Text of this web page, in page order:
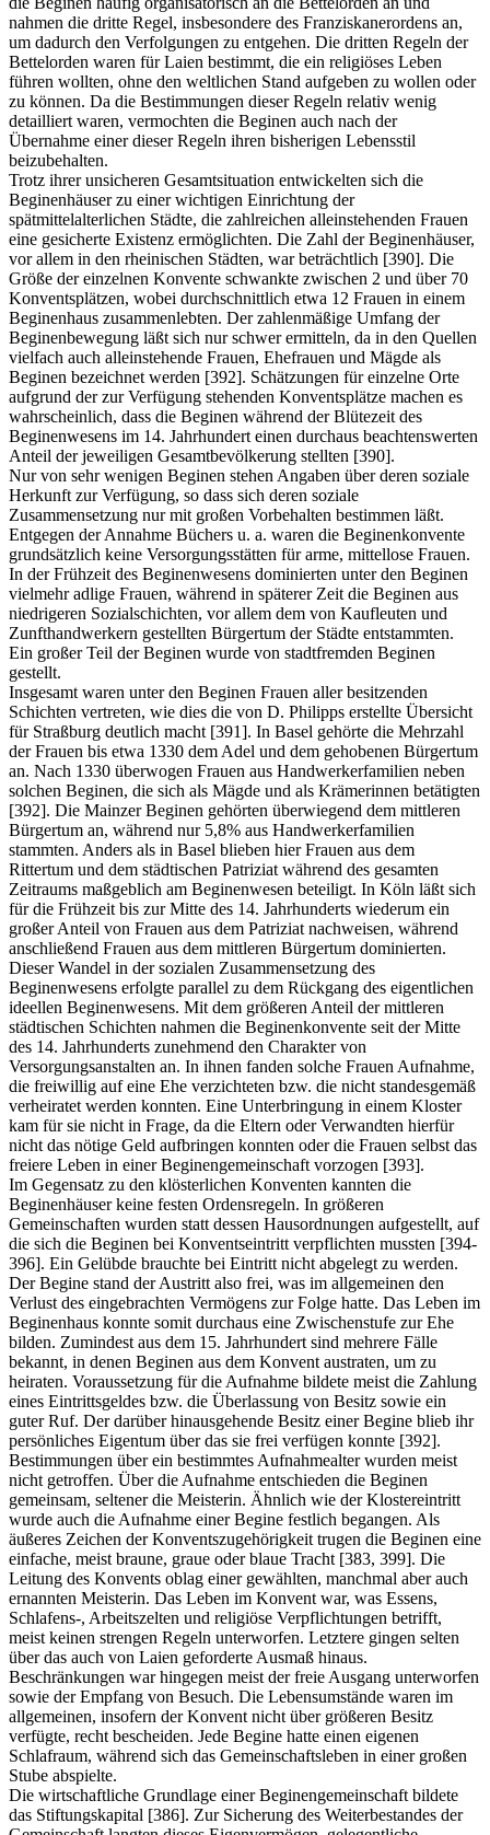
nahmen die dritte Regel, insbesondere des Franziskanerordens an,
um dadurch den Verfolgungen zu entgehen. Die dritten Regeln der
Bettelorden waren für Laien bestimmt, die ein religiöses Leben
führen wollten, ohne den weltlichen Stand aufgeben zu wollen oder
zu können. Da die Bestimmungen dieser Regeln relativ wenig
detailliert waren, vermochten die Beginen auch nach der
Übernahme einer dieser Regeln ihren bisherigen Lebensstil
beizubehalten.
Trotz ihrer unsicheren Gesamtsituation entwickelten sich die
Beginenhäuser zu einer wichtigen Einrichtung der
spätmittelalterlichen Städte, die zahlreichen alleinstehenden Frauen
eine gesicherte Existenz ermöglichten. Die Zahl der Beginenhäuser,
vor allem in den rheinischen Städten, war beträchtlich [390]. Die
Größe der einzelnen Konvente schwankte zwischen 2 und über 70
Konventsplätzen, wobei durchschnittlich etwa 12 Frauen in einem
Beginenhaus zusammenlebten. Der zahlenmäßige Umfang der
Beginenbewegung läßt sich nur schwer ermitteln, da in den Quellen
vielfach auch alleinstehende Frauen, Ehefrauen und Mägde als
Beginen bezeichnet werden [392]. Schätzungen für einzelne Orte
aufgrund der zur Verfügung stehenden Konventsplätze machen es
wahrscheinlich, dass die Beginen während der Blütezeit des
Beginenwesens im 14. Jahrhundert einen durchaus beachtenswerten
Anteil der jeweiligen Gesamtbevölkerung stellten [390].
Nur von sehr wenigen Beginen stehen Angaben über deren soziale
Herkunft zur Verfügung, so dass sich deren soziale
Zusammensetzung nur mit großen Vorbehalten bestimmen läßt.
Entgegen der Annahme Büchers u. a. waren die Beginenkonvente
grundsätzlich keine Versorgungsstätten für arme, mittellose Frauen.
In der Frühzeit des Beginenwesens dominierten unter den Beginen
vielmehr adlige Frauen, während in späterer Zeit die Beginen aus
niedrigeren Sozialschichten, vor allem dem von Kaufleuten und
Zunfthandwerkern gestellten Bürgertum der Städte entstammten.
Ein großer Teil der Beginen wurde von stadtfremden Beginen
gestellt.
Insgesamt waren unter den Beginen Frauen aller besitzenden
Schichten vertreten, wie dies die von D. Philipps erstellte Übersicht
für Straßburg deutlich macht [391]. In Basel gehörte die Mehrzahl
der Frauen bis etwa 1330 dem Adel und dem gehobenen Bürgertum
an. Nach 1330 überwogen Frauen aus Handwerkerfamilien neben
solchen Beginen, die sich als Mägde und als Krämerinnen betätigten
[392]. Die Mainzer Beginen gehörten überwiegend dem mittleren
Bürgertum an, während nur 5,8% aus Handwerkerfamilien
stammten. Anders als in Basel blieben hier Frauen aus dem
Rittertum und dem städtischen Patriziat während des gesamten
Zeitraums maßgeblich am Beginenwesen beteiligt. In Köln läßt sich
für die Frühzeit bis zur Mitte des 14. Jahrhunderts wiederum ein
großer Anteil von Frauen aus dem Patriziat nachweisen, während
anschließend Frauen aus dem mittleren Bürgertum dominierten.
Dieser Wandel in der sozialen Zusammensetzung des
Beginenwesens erfolgte parallel zu dem Rückgang des eigentlichen
ideellen Beginenwesens. Mit dem größeren Anteil der mittleren
städtischen Schichten nahmen die Beginenkonvente seit der Mitte
des 14. Jahrhunderts zunehmend den Charakter von
Versorgungsanstalten an. In ihnen fanden solche Frauen Aufnahme,
die freiwillig auf eine Ehe verzichteten bzw. die nicht standesgemäß
verheiratet werden konnten. Eine Unterbringung in einem Kloster
kam für sie nicht in Frage, da die Eltern oder Verwandten hierfür
nicht das nötige Geld aufbringen konnten oder die Frauen selbst das
freiere Leben in einer Beginengemeinschaft vorzogen [393].
Im Gegensatz zu den klösterlichen Konventen kannten die
Beginenhäuser keine festen Ordensregeln. In größeren
Gemeinschaften wurden statt dessen Hausordnungen aufgestellt, auf
die sich die Beginen bei Konventseintritt verpflichten mussten [394-
396]. Ein Gelübde brauchte bei Eintritt nicht abgelegt zu werden.
Der Begine stand der Austritt also frei, was im allgemeinen den
Verlust des eingebrachten Vermögens zur Folge hatte. Das Leben im
Beginenhaus konnte somit durchaus eine Zwischenstufe zur Ehe
bilden. Zumindest aus dem 15. Jahrhundert sind mehrere Fälle
bekannt, in denen Beginen aus dem Konvent austraten, um zu
heiraten. Voraussetzung für die Aufnahme bildete meist die Zahlung
eines Eintrittsgeldes bzw. die Überlassung von Besitz sowie ein
guter Ruf. Der darüber hinausgehende Besitz einer Begine blieb ihr
persönliches Eigentum über das sie frei verfügen konnte [392].
Bestimmungen über ein bestimmtes Aufnahmealter wurden meist
nicht getroffen. Über die Aufnahme entschieden die Beginen
gemeinsam, seltener die Meisterin. Ähnlich wie der Klostereintritt
wurde auch die Aufnahme einer Begine festlich begangen. Als
äußeres Zeichen der Konventszugehörigkeit trugen die Beginen eine
einfache, meist braune, graue oder blaue Tracht [383, 399]. Die
Leitung des Konvents oblag einer gewählten, manchmal aber auch
ernannten Meisterin. Das Leben im Konvent war, was Essens,
Schlafens-, Arbeitszelten und religiöse Verpflichtungen betrifft,
meist keinen strengen Regeln unterworfen. Letztere gingen selten
über das auch von Laien geforderte Ausmaß hinaus.
Beschränkungen war hingegen meist der freie Ausgang unterworfen
sowie der Empfang von Besuch. Die Lebensumstände waren im
allgemeinen, insofern der Konvent nicht über größeren Besitz
verfügte, recht bescheiden. Jede Begine hatte einen eigenen
Schlafraum, während sich das Gemeinschaftsleben in einer großen
Stube abspielte.
Die wirtschaftliche Grundlage einer Beginengemeinschaft bildete
das Stiftungskapital [386]. Zur Sicherung des Weiterbestandes der